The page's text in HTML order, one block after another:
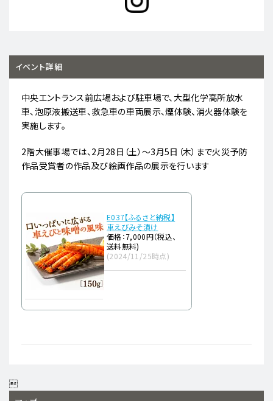
イベント詳細
中央エントランス前広場および駐車場で、大型化学高所放水
車、泡原液搬送車、救急車の車両展示、煙体験、消火器体験を
実施します。
2階大催事場では、2月28日（土）～3月5日（木）まで火災予防
作品受賞者の作品及び絵画作品の展示を行います
E037【ふるさと納税】
車えびみそ漬け
価格：7,000円（税込、
送料無料)
(2024/11/25時点)
